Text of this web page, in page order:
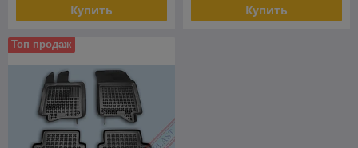
Купить Купить
Топ продаж